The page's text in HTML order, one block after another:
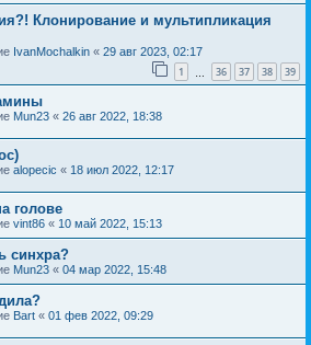
Клонирование и мультипликация
IvanMochalkin « 29 авг 2023, 02:17
1 36 37 38 39
Mun23 « 26 авг 2022, 18:38
alopecic « 18 июл 2022, 12:17
голове
vint86 « 10 май 2022, 15:13
синхра?
Mun23 « 04 мар 2022, 15:48
Bart « 01 фев 2022, 09:29